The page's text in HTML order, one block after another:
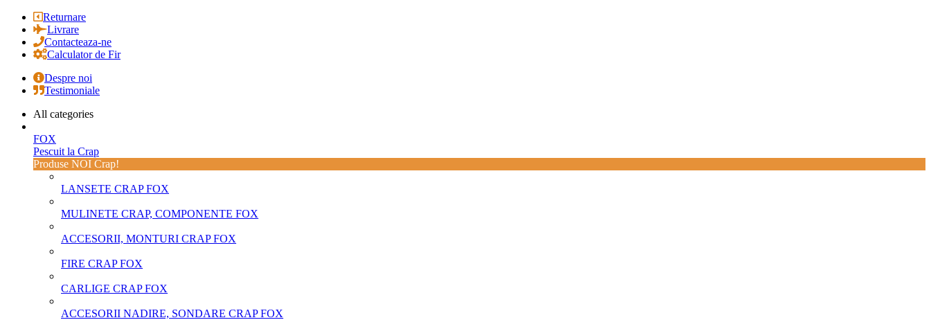
Returnare
Livrare
Contacteaza-ne
Calculator de Fir
Despre noi
Testimoniale
All categories
FOX
Pescuit la Crap
Produse NOI Crap!
LANSETE CRAP FOX
MULINETE CRAP, COMPONENTE FOX
ACCESORII, MONTURI CRAP FOX
FIRE CRAP FOX
CARLIGE CRAP FOX
ACCESORII NADIRE, SONDARE CRAP FOX